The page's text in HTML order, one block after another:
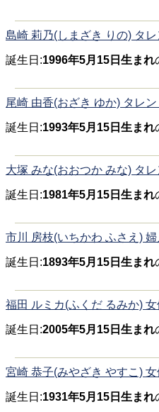
島崎 莉乃(しまざき りの) タレ
誕生日:1996年5月15日生まれ
尾崎 由香(おざき ゆか) タレン
誕生日:1993年5月15日生まれ
大塚 みな(おおつか みな) タレ
誕生日:1981年5月15日生まれ
市川 房枝(いちかわ ふさえ)
誕生日:1893年5月15日生まれ
福田 ルミカ(ふくだ るみか) 女
誕生日:2005年5月15日生まれ
宮崎 恭子(みやざき やすこ)
誕生日:1931年5月15日生まれ